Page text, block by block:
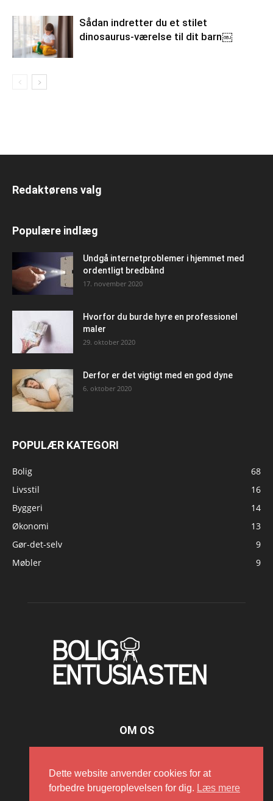
Sådan indretter du et stilet
dinosaurus-værelse til dit barn￼
Redaktørens valg
Populære indlæg
Undgå internetproblemer i hjemmet med
ordentligt bredbånd
17. november 2020
Hvorfor du burde hyre en professionel
maler
29. oktober 2020
Derfor er det vigtigt med en god dyne
6. oktober 2020
POPULÆR KATEGORI
Bolig
68
Livsstil
16
Byggeri
14
Økonomi
13
Gør-det-selv
9
Møbler
9
OM OS
FØLG OS
Dette website anvender cookies for at
forbedre brugeroplevelsen for dig. Læs mere